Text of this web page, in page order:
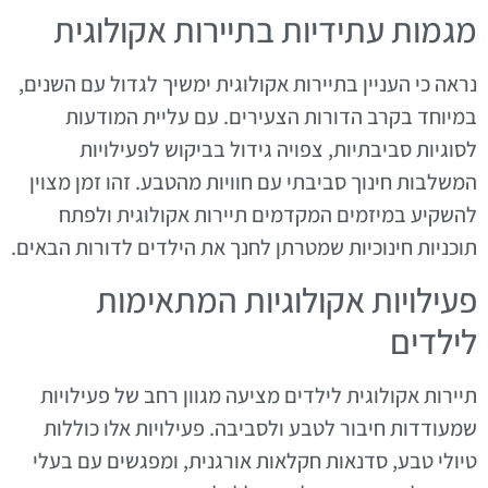
מגמות עתידיות בתיירות אקולוגית
נראה כי העניין בתיירות אקולוגית ימשיך לגדול עם השנים,
במיוחד בקרב הדורות הצעירים. עם עליית המודעות
לסוגיות סביבתיות, צפויה גידול בביקוש לפעילויות
המשלבות חינוך סביבתי עם חוויות מהטבע. זהו זמן מצוין
להשקיע במיזמים המקדמים תיירות אקולוגית ולפתח
תוכניות חינוכיות שמטרתן לחנך את הילדים לדורות הבאים.
פעילויות אקולוגיות המתאימות
לילדים
תיירות אקולוגית לילדים מציעה מגוון רחב של פעילויות
שמעודדות חיבור לטבע ולסביבה. פעילויות אלו כוללות
טיולי טבע, סדנאות חקלאות אורגנית, ומפגשים עם בעלי